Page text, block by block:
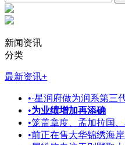
新闻资讯
分类
最新资讯+
•·星润府做为润系第三
•为业绩增加再添确
•笼盖章度、孟加拉国
•前正在售大华锦绣海